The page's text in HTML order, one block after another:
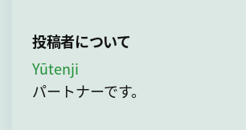
ビ
ゲ
ー
稿
投稿者について
Yūtenji
パートナーです。